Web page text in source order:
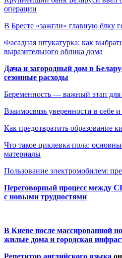
операции
В Бресте «зажгли» главную ёлку
Фасадная штукатурка: как
выразительного облика дома
Дача и загородный дом в
сезонные расходы
Беременность — важный этап
Взаимосвязь уверенности в себе
Как предотвратить образование
Что такое циклевка пола:
материалы
Пользование электромобилем:
Переговорный процесс между
с новыми трудностями
В Киеве после массированной
жилые дома и городская
Репетитор английского языка